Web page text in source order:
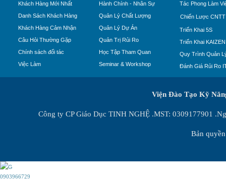
Khách Hàng Mới Nhất
Danh Sách Khách Hàng
Khách Hàng Cảm Nhận
Câu Hỏi Thường Gặp
Chính sách đối tác
Việc Làm
Hành Chính - Nhân Sự
Quản Lý Chất Lượng
Quản Lý Dự Án
Quản Trị Rủi Ro
Học Tập Tham Quan
Seminar & Workshop
Tác Phong Làm
Chiến Lược CNTT
Triển Khai 5S
Triển Khai KAIZEN
Quy Trình Quản
Đánh Giá Rủi Ro
Viện Đào Tạo Kỹ
Công ty CP Giáo Dục TINH NGHỆ .MST: 0309177901
Bản
0903966729